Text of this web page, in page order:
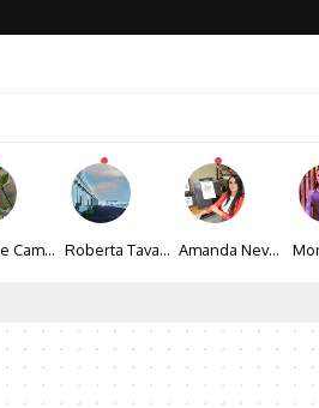
Flaviane Campos transforma natureza, espiritualidade e sensibilidade em narrativas fotográficas Roberta Tavares transforma a fotografia em obras de arte marcadas pela sensibilidade e sofisticação Amanda Neves transforma a beleza da natureza em obras realistas repletas de sensibilidade